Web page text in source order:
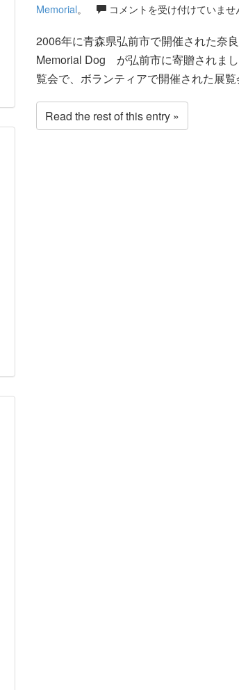
Memorial。 コメントを受け付けていませ
2006年に青森県弘前市で開催された奈
Memorial Dog が弘前市に寄贈されま
覧会で、ボランティアで開催された展
Read the rest of this entry »